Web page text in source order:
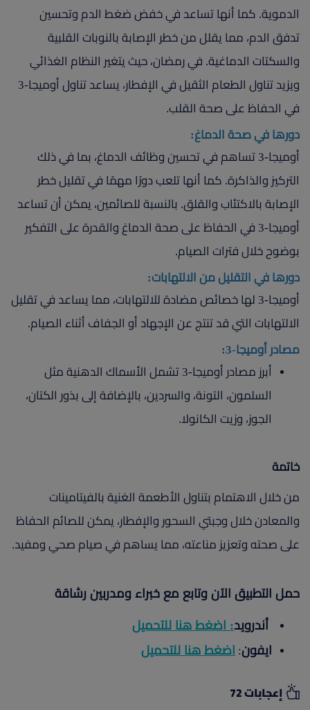
الدموية. كما أنها تساعد في خفض ضغط الدم وتحسين
تدفق الدم، مما يقلل من خطر الإصابة بالنوبات القلبية
والسكتات الدماغية. في رمضان، حيث يتغير النظام الغذائي
ويزيد تناول الطعام الثقيل في الإفطار، يساعد تناول أوميجا-3
في الحفاظ على صحة القلب.
دورها في صحة الدماغ:
أوميجا-3 تساهم في تحسين وظائف الدماغ، بما في ذلك
التركيز والذاكرة. كما أنها تلعب دورًا مهمًا في تقليل خطر
الإصابة بالاكتئاب والقلق. بالنسبة للصائمين، يمكن أن تساعد
أوميجا-3 في الحفاظ على صحة الدماغ والقدرة على التفكير
بوضوح خلال فترات الصيام.
دورها في التقليل من الالتهابات:
أوميجا-3 لها خصائص مضادة للالتهابات، مما يساعد في تقليل
الالتهابات التي قد تنتج عن الإجهاد أو الجفاف أثناء الصيام.
مصادر أوميجا-3:
أبرز مصادر أوميجا-3 تشمل الأسماك الدهنية مثل
السلمون، التونة، والسردين، بالإضافة إلى بذور الكتان،
الجوز، وزيت الكانولا.
خاتمة
من خلال الاهتمام بتناول الأطعمة الغنية بالفيتامينات
والمعادن خلال وجبتي السحور والإفطار، يمكن للصائم الحفاظ
على صحته وتعزيز مناعته، مما يساهم في صيام صحي ومفيد.
حمل التطبيق الآن وتابع مع خبراء ومدربين رشاقة
أندرويد: اضغط هنا للتحميل
ايفون: اضغط هنا للتحميل
إعجابات 72